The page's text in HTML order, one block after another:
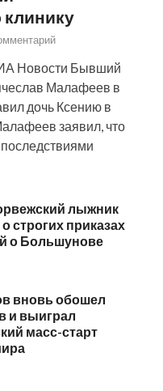
Новости Бывший
Малафеев в
дочь Ксению в
заявил, что
лыжник
строгих приказах
о Большунове
вновь обошел
и выиграл
масс-старт